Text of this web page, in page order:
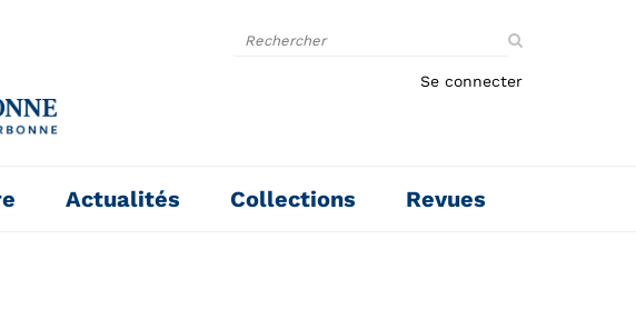
le
Se connecter
Actualités Collections Revues